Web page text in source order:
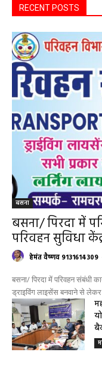
ड्राइविंग लाइसेंस बनवाने से लेकर